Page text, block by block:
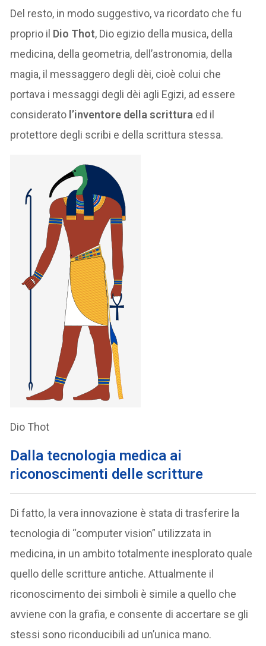
Del resto, in modo suggestivo, va ricordato che fu
proprio il Dio Thot, Dio egizio della musica, della
medicina, della geometria, dell’astronomia, della
magia, il messaggero degli dèi, cioè colui che
portava i messaggi degli dèi agli Egizi, ad essere
considerato l’inventore della scrittura ed il
protettore degli scribi e della scrittura stessa.
Dio Thot
Dalla tecnologia medica ai
riconoscimenti delle scritture
Di fatto, la vera innovazione è stata di trasferire la
tecnologia di “computer vision” utilizzata in
medicina, in un ambito totalmente inesplorato quale
quello delle scritture antiche. Attualmente il
riconoscimento dei simboli è simile a quello che
avviene con la grafia, e consente di accertare se gli
stessi sono riconducibili ad un’unica mano.